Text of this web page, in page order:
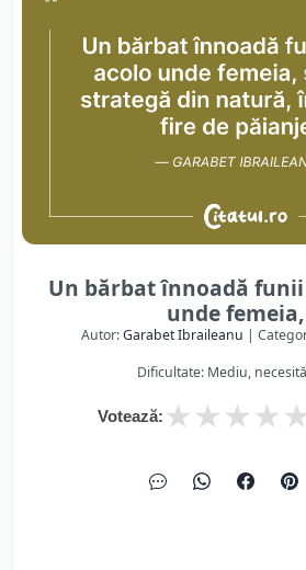
Un bărbat înnoadă
unde femeia,
Autor:Garabet Ibraileanu |
Dificultate: Mediu,
Votează: ★
★
★
★